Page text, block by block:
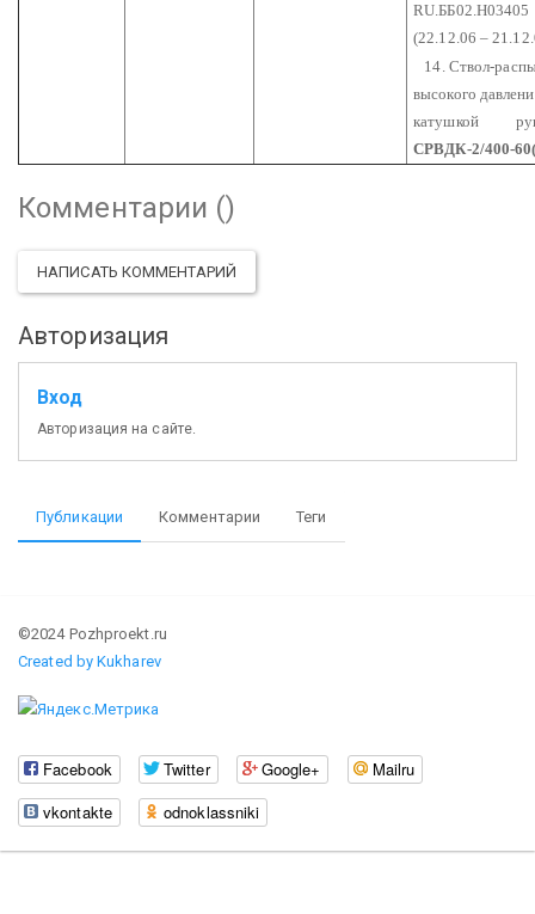
RU.ББ02.Н03405
(22.12.06 –
14. Ствол-
высокого
катушкой
СРВДК-2/400-
Комментарии ()
НАПИСАТЬ КОММЕНТАРИЙ
Авторизация
Вход
Авторизация на сайте.
Публикации Комментарии Теги
©2024 Pozhproekt.ru
Created by Kukharev
Facebook Twitter Google+
Mailru
vkontakte
odnoklassniki